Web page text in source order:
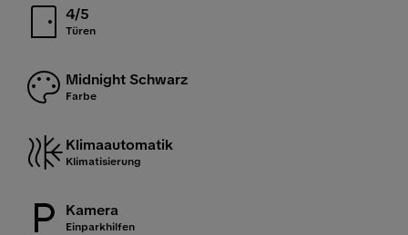
4/5
Türen
Midnight Schwarz
Farbe
Klimaautomatik
Klimatisierung
Kamera
Einparkhilfen